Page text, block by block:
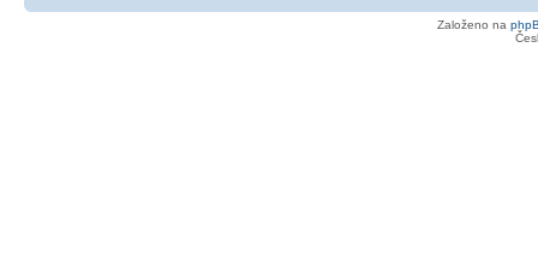
Založeno na